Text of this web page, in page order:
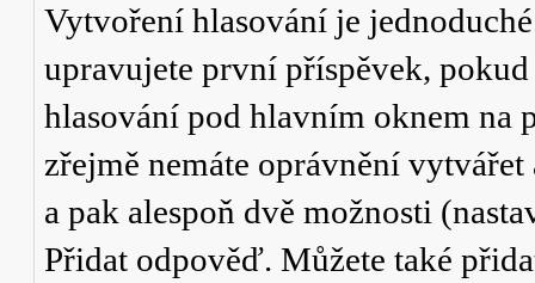
Vytvoření hlasování je
upravujete první příspěvek,
hlasování pod hlavním oknem na
zřejmě nemáte oprávnění
a pak alespoň dvě možnosti
Přidat odpověď. Můžete také